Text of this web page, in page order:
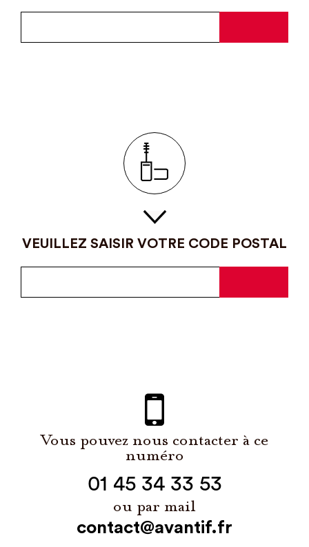
VEUILLEZ SAISIR VOTRE CODE POSTAL
Vous pouvez nous contacter à ce
numéro
01 45 34 33 53
ou par mail
contact@avantif.fr